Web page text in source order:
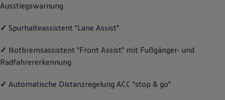
Vorgängermodelle
Volkswagen Kundenbetreuung
Assistenzsysteme
Digitale Betriebsanleitung
Live Beratung
Lifestyle
Transport
Ausstiegswarnung
✓ Spurhalteassistent "Lane Assist"
✓ Notbremsassistent "Front Assist" mit Fußgänger- und
Radfahrererkennung
✓ Automatische Distanzregelung ACC "stop & go"